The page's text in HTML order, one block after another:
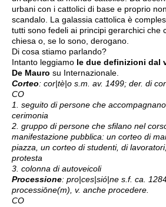
urbani con i cattolici di base e proprio
scandalo. La galassia cattolica è
tutti sono fedeli ai principi gerarchici che
chiesa o, se lo sono, derogano.
Di cosa stiamo parlando?
Intanto leggiamo le due definizioni dal
De Mauro su Internazionale.
Corteo: cor|tè|o s.m. av. 1499; der. di
CO
1. seguito di persone che
cerimonia
2. gruppo di persone che sfilano nel
manifestazione pubblica: un corteo di
piazza, un corteo di studenti, di
protesta
3. colonna di autoveicoli
Processione: pro|ces|sió|ne s.f. ca.
processiōne(m), v. anche procedere.
CO